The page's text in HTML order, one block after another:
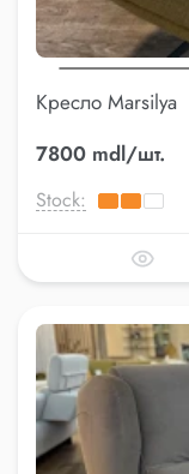
Кресло Marsilya
7800 mdl/шт.
Stock: